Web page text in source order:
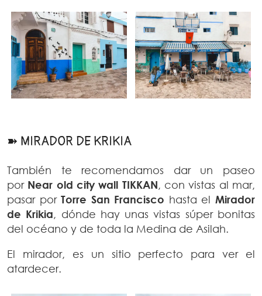
➽ MIRADOR DE KRIKIA
También te recomendamos dar un paseo
por Near old city wall TIKKAN, con vistas al mar,
pasar porTorre San Francisco hasta elMirador
de Krikia, dónde hay unas vistas súper bonitas
del océano y de toda la Medina de Asilah.
El mirador, es un sitio perfecto para ver el
atardecer.